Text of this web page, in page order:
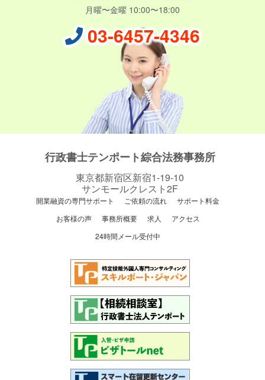
月曜〜金曜 10:00〜18:00
03-6457-4346
行政書士テンポート綜合法務事務所
東京都新宿区新宿1-19-10
サンモールクレスト2F
開業融資の専門サポート ご依頼の流れ
サポート料金
お客様の声
事務所概要 求人
アクセス
24時間メール受付中